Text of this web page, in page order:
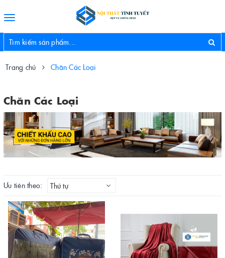
Toggle
Trang chủ Chăn Các Loại
Chăn Các Loại
Ưu tiên theo: Thứ tự